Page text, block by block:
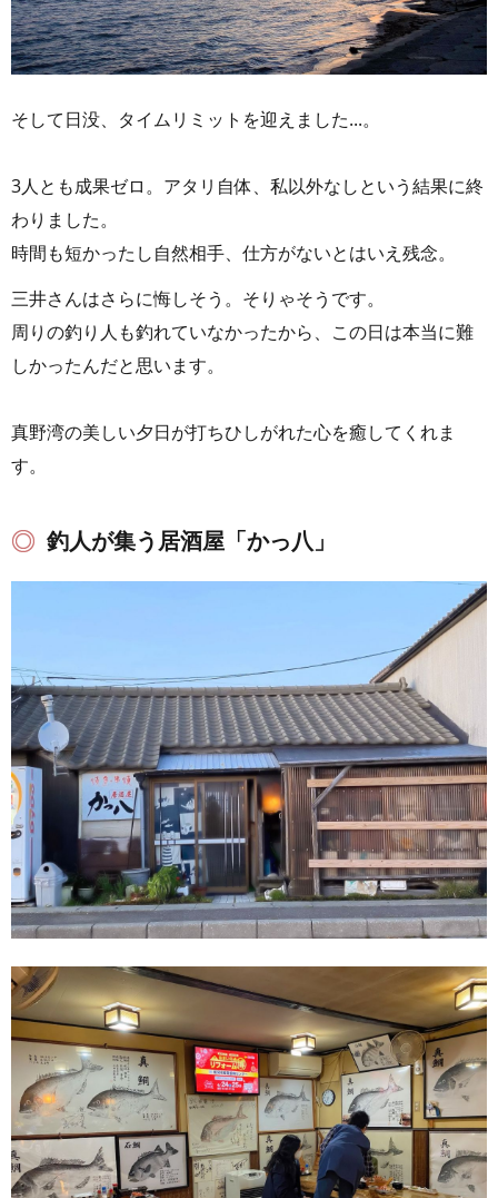
そして日没、タイムリミットを迎えました...。
3人とも成果ゼロ。アタリ自体、私以外なしという結果に終
わりました。
時間も短かったし自然相手、仕方がないとはいえ残念。
三井さんはさらに悔しそう。そりゃそうです。
周りの釣り人も釣れていなかったから、この日は本当に難
しかったんだと思います。
真野湾の美しい夕日が打ちひしがれた心を癒してくれま
す。
釣人が集う居酒屋「かっ八」